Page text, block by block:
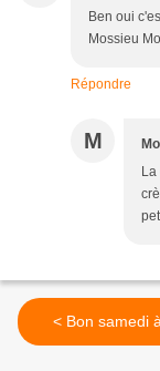
Ben oui
Mossieu
Répondre
M
< Bon samedi